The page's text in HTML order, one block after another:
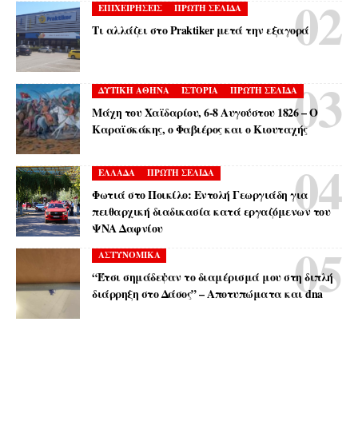
ΕΠΙΧΕΙΡΗΣΕΙΣ ΠΡΩΤΗ ΣΕΛΙΔΑ
Τι αλλάζει στο Praktiker μετά την εξαγορά
ΔΥΤΙΚΗ ΑΘΗΝΑ ΙΣΤΟΡΙΑ ΠΡΩΤΗ ΣΕΛΙΔΑ
Μάχη του Χαϊδαρίου, 6-8 Αυγούστου 1826 – Ο
Καραϊσκάκης, ο Φαβιέρος και ο Κιουταχής
ΕΛΛΑΔΑ ΠΡΩΤΗ ΣΕΛΙΔΑ
Φωτιά στο Ποικίλο: Εντολή Γεωργιάδη για
πειθαρχική διαδικασία κατά εργαζόμενων του
ΨΝΑ Δαφνίου
ΑΣΤΥΝΟΜΙΚΑ
“Έτσι σημάδεψαν το διαμέρισμά μου στη διπλή
διάρρηξη στο Δάσος” – Αποτυπώματα και dna